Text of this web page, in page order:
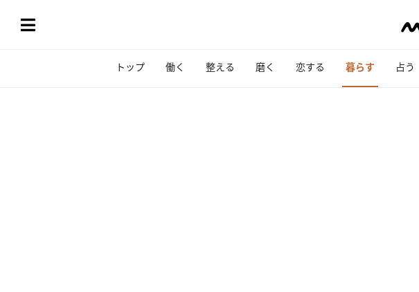
トップ 働く 整える 磨く 恋する 暮らす 占う